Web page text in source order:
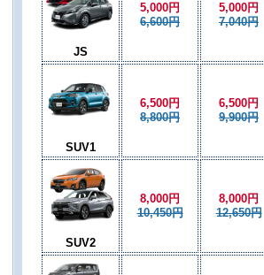
JS
5,000円
6,600円
5,000円
7,040円
SUV1
6,500円
8,800円
6,500円
9,900円
SUV2
8,000円
10,450円
8,000円
12,650円